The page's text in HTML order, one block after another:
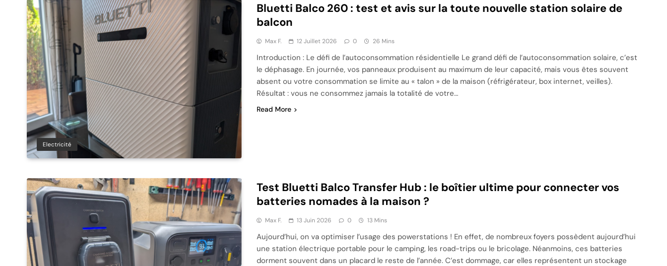
Electricité
Bluetti Balco 260 : test et avis sur la toute nouvelle station solaire de
balcon
Max F. 12 Juillet 2026 0 26 Mins
Introduction : Le défi de l’autoconsommation résidentielle Le grand défi de l’autoconsommation solaire, c’est
le déphasage. En journée, vos panneaux produisent au maximum de leur capacité, mais vous êtes souvent
absent ou votre consommation se limite au « talon » de la maison (réfrigérateur, box internet, veilles).
Résultat : vous ne consommez jamais la totalité de votre…
Read More
Test Bluetti Balco Transfer Hub : le boîtier ultime pour connecter vos
batteries nomades à la maison ?
Max F. 13 Juin 2026 0 13 Mins
Aujourd’hui, on va optimiser l’usage des powerstations ! En effet, de nombreux foyers possèdent aujourd’hui
une station électrique portable pour le camping, les road-trips ou le bricolage. Néanmoins, ces batteries
dorment souvent dans un placard le reste de l’année. C’est dommage, car elles représentent un stockage